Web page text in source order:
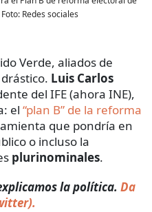
Redes sociales
Verde, aliados de
Luis Carlos
del IFE (ahora INE),
el “plan B” de la reforma
que pondría en
o incluso la
plurinominales.
la política. Da